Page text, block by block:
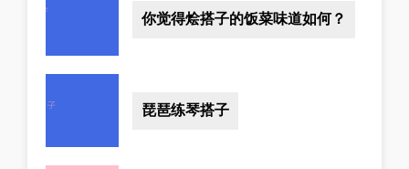
你觉得烩搭子的饭菜味道如何？
琵琶练琴搭子